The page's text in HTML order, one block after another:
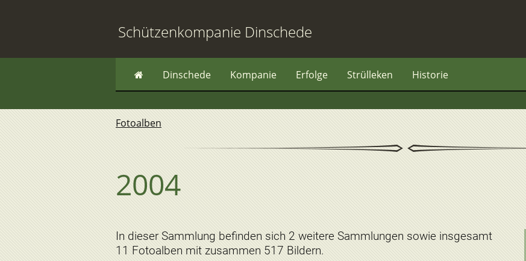
Schützenkompanie Dinschede
Dinschede Kompanie Erfolge Strülleken Historie
Fotoalben
2004
In dieser Sammlung befinden sich 2 weitere Sammlungen sowie insgesamt
11 Fotoalben mit zusammen 517 Bildern.